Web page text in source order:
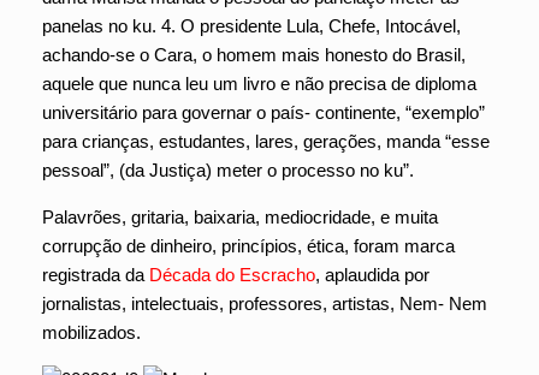
panelas no ku. 4. O presidente Lula, Chefe, Intocável,
achando-se o Cara, o homem mais honesto do Brasil,
aquele que nunca leu um livro e não precisa de diploma
universitário para governar o país- continente, “exemplo”
para crianças, estudantes, lares, gerações, manda “esse
pessoal”, (da Justiça) meter o processo no ku”.
Palavrões, gritaria, baixaria, mediocridade, e muita
corrupção de dinheiro, princípios, ética, foram marca
registrada da Década do Escracho, aplaudida por
jornalistas, intelectuais, professores, artistas, Nem- Nem
mobilizados.